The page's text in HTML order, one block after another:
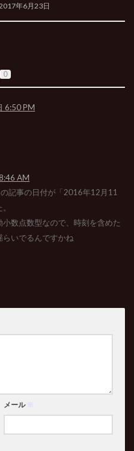
年6月23日
0
6:50 PM
AM
の記事の日付が「2016年12月11
数点数型なので、時刻を含めた
らいでるんですかね
メール ※